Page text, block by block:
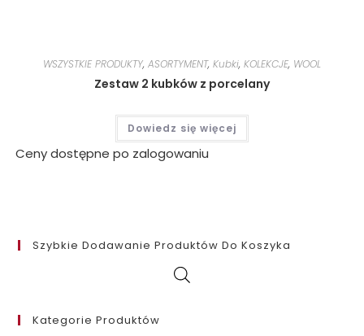
WSZYSTKIE PRODUKTY, ASORTYMENT, Kubki, KOLEKCJE, WOOL
Zestaw 2 kubków z porcelany
Dowiedz się więcej
Ceny dostępne po zalogowaniu
Szybkie Dodawanie Produktów Do Koszyka
Kategorie Produktów